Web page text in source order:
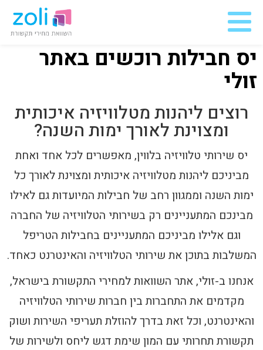
יס חבילות רוכשים באתר
זולי
רוצים ליהנות מטלוויזיה איכותית
ומצוינת לאורך ימות השנה?
יס שירותי טלוויזיה בלווין, מאפשרים לכל אחד ואחת
מביניכם ליהנות מטלוויזיה איכותית ומצוינת לאורך כל
ימות השנה וממגוון רחב של חבילות המיועדות גם לאילו
מבינכם המתעניינים רק בשירותי הטלוויזיה של החברה
וגם אלילו מביניכם המתעניינים בחבילות הטריפל
המשלבות בתוכן את שירותי הטלוויזיה והאינטרנט כאחד.
אנחנו ב-זולי, אתר השוואות למחירי התקשורת בישראל,
מקדמים את התחברות בין חברות שירותי הטלוויזיה
והאינטרנט, וכל זאת בדרך להוזלת תעריפי השירות ושוק
תקשורת תחרותי עם המון שימת דגש ליחס ולשירות של